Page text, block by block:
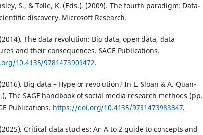
S., & Tolle, K. (Eds.). (2009). The fourth paradigm: Data-
discovery. Microsoft Research.
The data revolution: Big data, open data, data
and their consequences. SAGE Publications.
10.4135/9781473909472.
Big data – Hype or revolution? In L. Sloan & A. Quan-
The SAGE handbook of social media research methods (pp.
Publications. https://doi.org/10.4135/9781473983847.
Critical data studies: An A to Z guide to concepts and